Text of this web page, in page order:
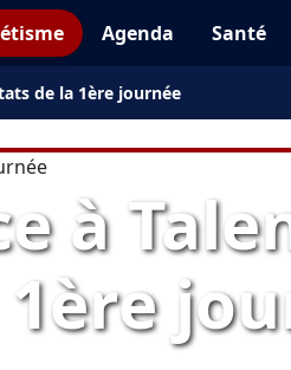
Agenda Santé
de la 1ère journée
à